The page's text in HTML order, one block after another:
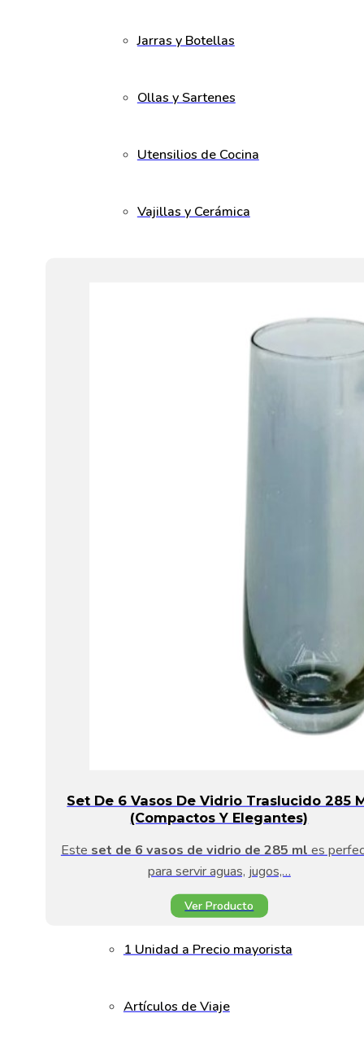
Jarras y Botellas
Ollas y Sartenes
Utensilios de Cocina
Vajillas y Cerámica
Set De 6 Vasos De Vidrio Traslucido 285
(Compactos Y Elegantes)
Esteset de 6 vasos de vidrio de 285 mles
para servir aguas, jugos,…
Ver Producto
1 Unidad a Precio mayorista
Artículos de Viaje